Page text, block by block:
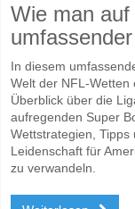
Wie man
In diesem
Welt der NFL-Wetten
Überblick über die
aufregenden Super
Wettstrategien, Tipps
Leidenschaft für
zu verwandeln.